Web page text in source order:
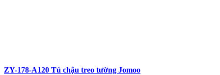
ZY-178-A120 Tủ chậu treo tường Jomoo